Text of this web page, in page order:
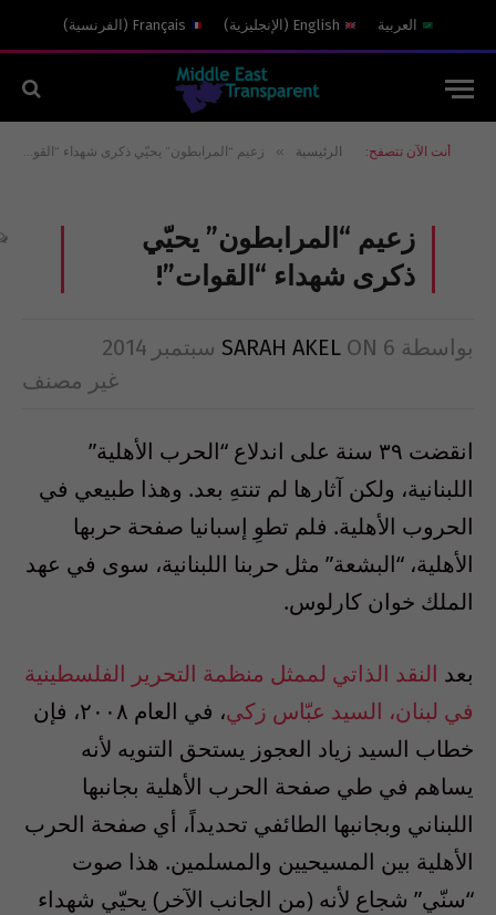
العربية English
( الإنجليزية)
Français
( الفرنسية)
أنت الآن تتصفح: الرئيسية » زعيم “المرابطون” يحيّي ذكرى شهداء “القوات”!
زعيم “المرابطون” يحيّي
ذكرى شهداء “القوات”!
بواسطة SARAH AKEL ON 6 سبتمبر 2014
غير مصنف
انقضت ٣٩ سنة على اندلاع “الحرب الأهلية”
اللبنانية، ولكن آثارها لم تنتهِ بعد. وهذا طبيعي في
الحروب الأهلية. فلم تطوِ إسبانيا صفحة حربها
الأهلية، “البشعة” مثل حربنا اللبنانية، سوى في عهد
الملك خوان كارلوس.
بعد النقد الذاتي لممثل منظمة التحرير الفلسطينية
في لبنان، السيد عبّاس زكي
، في العام ٢٠٠٨، فإن
خطاب السيد زياد العجوز يستحق التنويه لأنه
يساهم في طي صفحة الحرب الأهلية بجانبها
اللبناني وبجانبها الطائفي تحديداً، أي صفحة الحرب
الأهلية بين المسيحيين والمسلمين. هذا صوت
“سنّي” شجاع لأنه (من الجانب الآخر) يحيّي شهداء